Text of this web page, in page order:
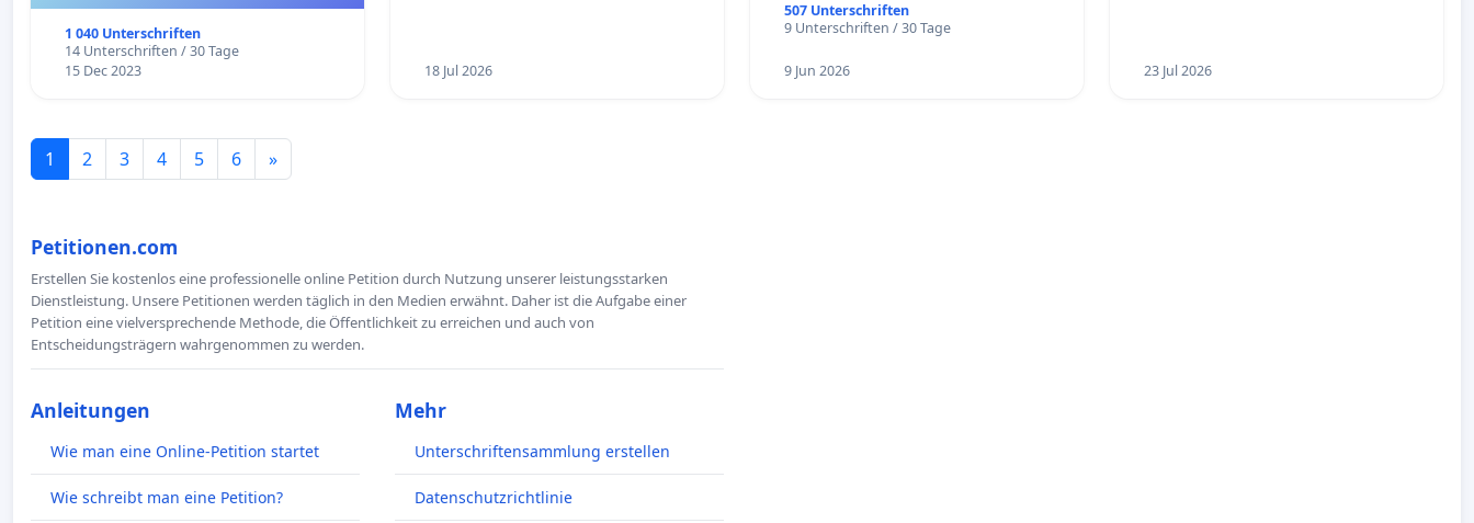
1 040 Unterschriften
14 Unterschriften / 30 Tage
15 Dec 2023
18 Jul 2026
507 Unterschriften
9 Unterschriften / 30 Tage
9 Jun 2026 23 Jul 2026
1 2 3 4 5 6 »
Petitionen.com
Erstellen Sie kostenlos eine professionelle online Petition durch Nutzung unserer leistungsstarken
Dienstleistung. Unsere Petitionen werden täglich in den Medien erwähnt. Daher ist die Aufgabe einer
Petition eine vielversprechende Methode, die Öffentlichkeit zu erreichen und auch von
Entscheidungsträgern wahrgenommen zu werden.
Anleitungen
Wie man eine Online-Petition startet
Wie schreibt man eine Petition?
Mehr
Unterschriftensammlung erstellen
Datenschutzrichtlinie